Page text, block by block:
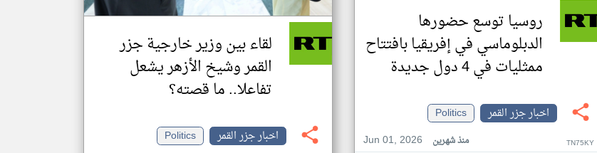
روسيا توسع حضورها
الدبلوماسي في إفريقيا بافتتاح
ممثليات في 4 دول جديدة
اخبار جزر القمر
Politics
Jun 01, 2026
منذ شهرين TN75KY
لقاء بين وزير خارجية جزر
القمر وشيخ الأزهر يشعل
تفاعلا.. ما قصته؟
اخبار جزر القمر
Politics